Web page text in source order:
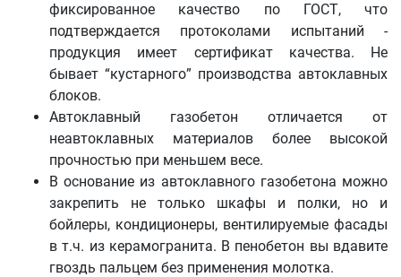
фиксированное качество по ГОСТ, что
подтверждается протоколами испытаний -
продукция имеет сертификат качества. Не
бывает “кустарного” производства автоклавных
блоков.
Автоклавный газобетон отличается от
неавтоклавных материалов более высокой
прочностью при меньшем весе.
В основание из автоклавного газобетона можно
закрепить не только шкафы и полки, но и
бойлеры, кондиционеры, вентилируемые фасады
в т.ч. из керамогранита. В пенобетон вы вдавите
гвоздь пальцем без применения молотка.